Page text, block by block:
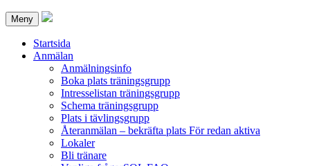
Meny
Startsida
Anmälan
Anmälningsinfo
Boka plats träningsgrupp
Intresselistan träningsgrupp
Schema träningsgrupp
Plats i tävlingsgrupp
Återanmälan – bekräfta plats För redan aktiva
Lokaler
Bli tränare